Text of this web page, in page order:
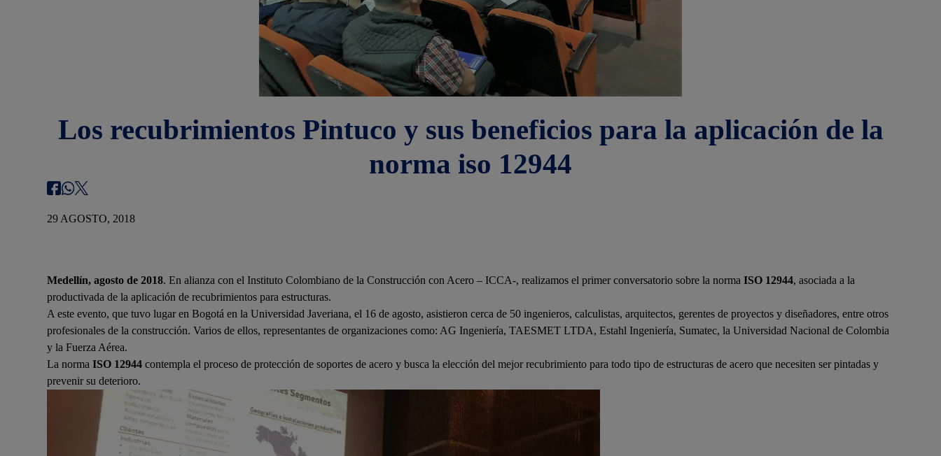
Los recubrimientos Pintuco y sus beneficios para la aplicación de la
norma iso 12944
29 AGOSTO, 2018
Medellín, agosto de 2018. En alianza con el Instituto Colombiano de la Construcción con Acero – ICCA-, realizamos el primer conversatorio sobre la normaISO 12944, asociada a la
productivada de la aplicación de recubrimientos para estructuras.
A este evento, que tuvo lugar en Bogotá en la Universidad Javeriana, el 16 de agosto, asistieron cerca de 50 ingenieros, calculistas, arquitectos, gerentes de proyectos y diseñadores, entre otros
profesionales de la construcción. Varios de ellos, representantes de organizaciones como: AG Ingeniería, TAESMET LTDA, Estahl Ingeniería, Sumatec, la Universidad Nacional de Colombia
y la Fuerza Aérea.
La normaISO 12944 contempla el proceso de protección de soportes de acero y busca la elección del mejor recubrimiento para todo tipo de estructuras de acero que necesiten ser pintadas y
prevenir su deterioro.